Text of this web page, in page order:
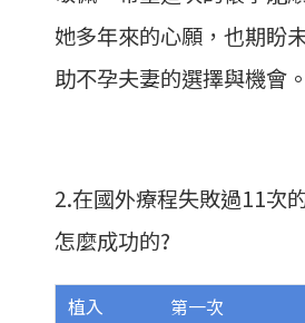
她多年來的心願，也期盼
助不孕夫妻的選擇與機會。
2.在國外療程失敗過11次
怎麼成功的?
植入 第一次